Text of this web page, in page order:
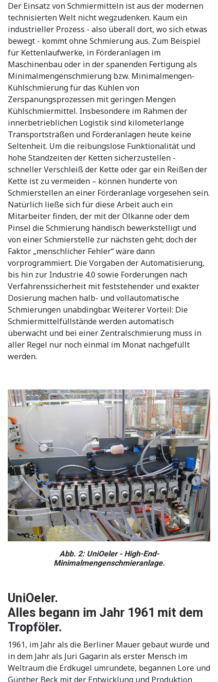
Der Einsatz von Schmiermitteln ist aus der modernen
technisierten Welt nicht wegzudenken. Kaum ein
industrieller Prozess - also überall dort, wo sich etwas
bewegt - kommt ohne Schmierung aus. Zum Beispiel
für Kettenlaufwerke, in Förderanlagen im
Maschinenbau oder in der spanenden Fertigung als
Minimalmengenschmierung bzw. Minimalmengen-
Kühlschmierung für das Kühlen von
Zerspanungsprozessen mit geringen Mengen
Kühlschmiermittel. Insbesondere im Rahmen der
innerbetrieblichen Logistik sind kilometerlange
Transportstraßen und Förderanlagen heute keine
Seltenheit. Um die reibungslose Funktionalität und
hohe Standzeiten der Ketten sicherzustellen -
schneller Verschleiß der Kette oder gar ein Reißen der
Kette ist zu vermeiden – können hunderte von
Schmierstellen an einer Förderanlage vorgesehen sein.
Natürlich ließe sich für diese Arbeit auch ein
Mitarbeiter finden, der mit der Ölkanne oder dem
Pinsel die Schmierung händisch bewerkstelligt und
von einer Schmierstelle zur nächsten geht; doch der
Faktor „menschlicher Fehler“ wäre dann
vorprogrammiert. Die Vorgaben der Automatisierung,
bis hin zur Industrie 4.0 sowie Forderungen nach
Verfahrenssicherheit mit feststehender und exakter
Dosierung machen halb- und vollautomatische
Schmierungen unabdingbar. Weiterer Vorteil: Die
Schmiermittelfüllstände werden automatisch
überwacht und bei einer Zentralschmierung muss in
aller Regel nur noch einmal im Monat nachgefüllt
werden.
Abb. 2: UniOeler - High-End-
Minimalmengenschmieranlage.
UniOeler.
Alles begann im Jahr 1961 mit dem
Tropföler.
1961, im Jahr als die Berliner Mauer gebaut wurde und
in dem Jahr als Juri Gagarin als erster Mensch im
Weltraum die Erdkugel umrundete, begannen Lore und
Günther Beck mit der Entwicklung und Produktion